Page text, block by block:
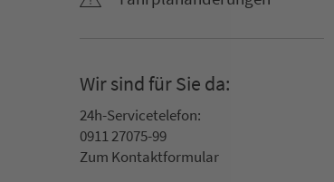
Wir sind für Sie da:
24h-Ser­vice­te­le­fon:
0911 27075-99
Zum Kon­taktformular